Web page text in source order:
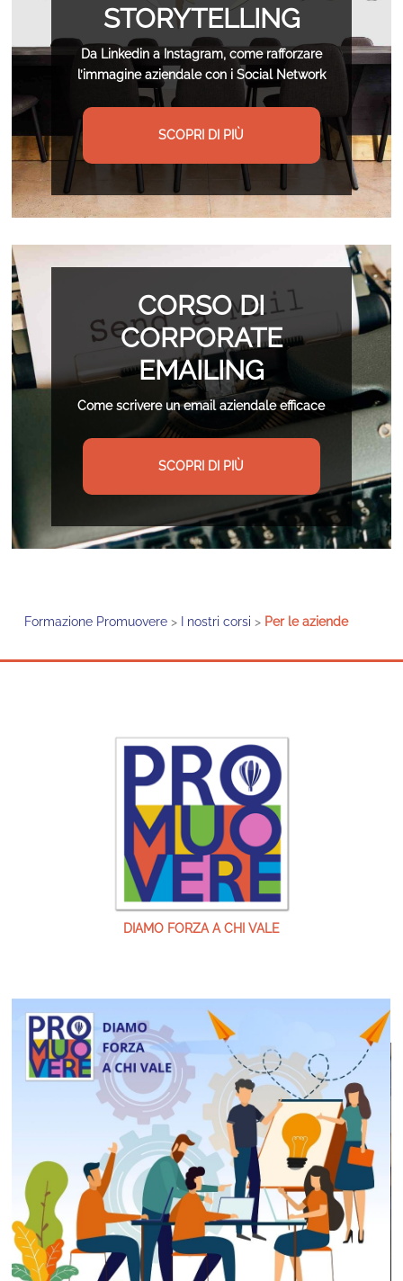
STORYTELLING
Da Linkedin a Instagram, come rafforzare
l’immagine aziendale con i Social Network
SCOPRI DI PIÙ
CORSO DI
CORPORATE
EMAILING
Come scrivere un email aziendale efficace
SCOPRI DI PIÙ
Formazione Promuovere> I nostri corsi > Per le aziende
DIAMO FORZA A CHI VALE